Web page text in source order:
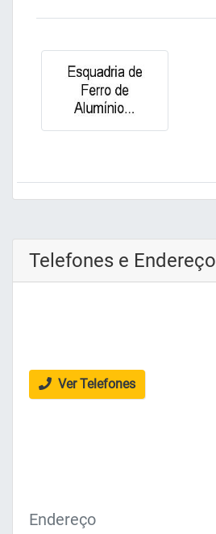
Telefones e Endereço
Ver Telefones
Endereço